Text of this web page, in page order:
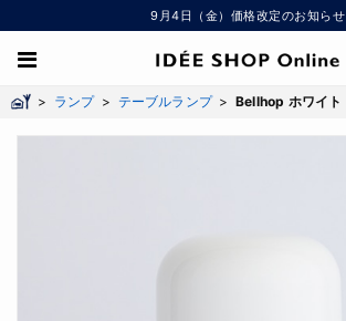
9月4日（金）価格改定のお知らせ
> ランプ> テーブルランプ>Bellhop ホワイト